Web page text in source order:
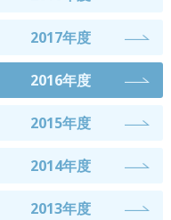
2017年度
2016年度
2015年度
2014年度
2013年度